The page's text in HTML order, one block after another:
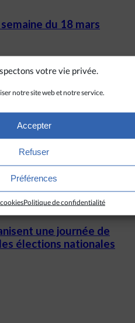
votre vie privée.
notre site web et notre service.
Accepter
Refuser
Préférences
Politique de confidentialité
du 18 mars
Vo Van
avec le pape
une journée de
élections nationales